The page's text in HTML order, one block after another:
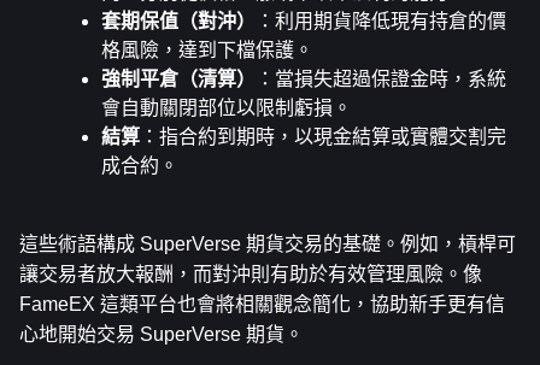
套期保值（對沖）
：利用期貨降低現有持倉的價
格風險，達到下檔保護。
強制平倉（清算）
：當損失超過保證金時，系統
會自動關閉部位以限制虧損。
結算 ：指合約到期時，以現金結算或實體交割完
成合約。
這些術語構成 SuperVerse 期貨交易的基礎。例如，槓桿可
讓交易者放大報酬，而對沖則有助於有效管理風險。像
FameEX 這類平台也會將相關觀念簡化，協助新手更有信
心地開始交易 SuperVerse 期貨。